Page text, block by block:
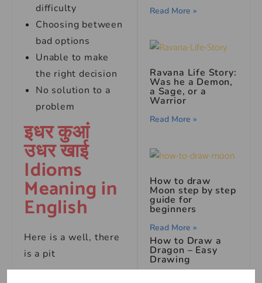
difficulty
Choosing between
bad options
Unable to make
the right decision
No solution to a
problem
इधर कुआं
उधर खाई
Idioms
Meaning in
English
Here is a well, there
is a pit
Read More »
Ravana Life Story:
Was he a Demon,
a Sage, or a
Warrior
Read More »
How to draw
Moon step by step
guide for
beginners
Read More »
How to Draw a
Dragon – Easy
Drawing